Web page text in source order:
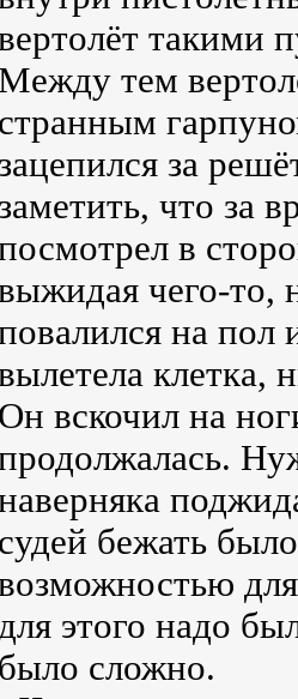
такими
Между тем
странным
за
что за
в
чего-то,
на пол
клетка,
Он вскочил на
судей бежать
этого надо
было сложно.